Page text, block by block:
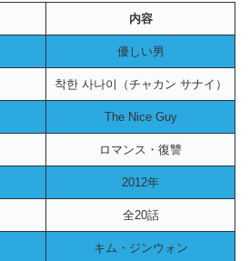
内容
優しい男
착한 사나이（チャカン サナイ）
The Nice Guy
ロマンス・復讐
2012年
全20話
キム・ジンウォン